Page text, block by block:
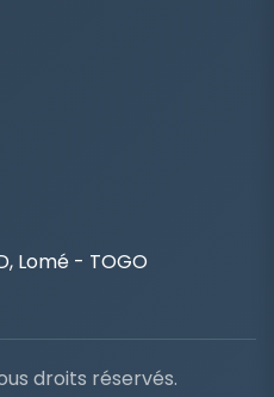
Lomé - TOGO
droits réservés.